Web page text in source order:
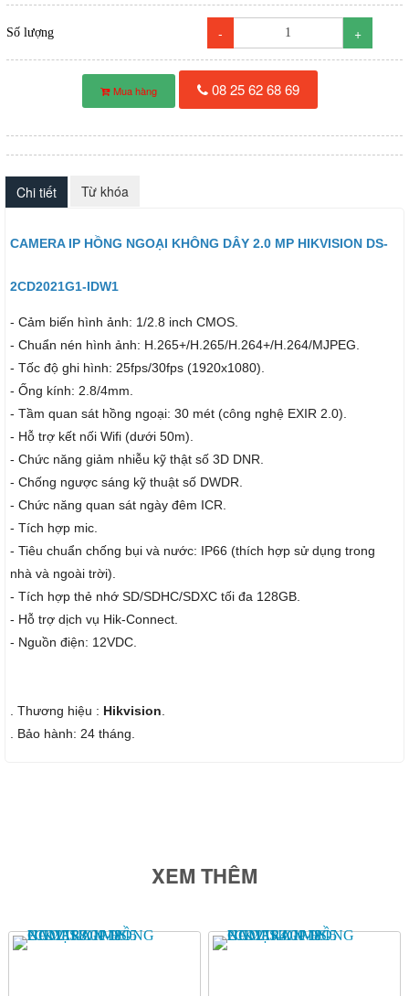
Số lượng - +
Mua hàng 08 25 62 68 69
Chi tiết Từ khóa
CAMERA IP HỒNG NGOẠI KHÔNG DÂY 2.0 MP HIKVISION DS-
2CD2021G1-IDW1
- Cảm biến hình ảnh: 1/2.8 inch CMOS.
- Chuẩn nén hình ảnh: H.265+/H.265/H.264+/H.264/MJPEG.
- Tốc độ ghi hình: 25fps/30fps (1920x1080).
- Ống kính: 2.8/4mm.
- Tầm quan sát hồng ngoại: 30 mét (công nghệ EXIR 2.0).
- Hỗ trợ kết nối Wifi (dưới 50m).
- Chức năng giảm nhiễu kỹ thật số 3D DNR.
- Chống ngược sáng kỹ thuật số DWDR.
- Chức năng quan sát ngày đêm ICR.
- Tích hợp mic.
- Tiêu chuẩn chống bụi và nước: IP66 (thích hợp sử dụng trong
nhà và ngoài trời).
- Tích hợp thẻ nhớ SD/SDHC/SDXC tối đa 128GB.
- Hỗ trợ dịch vụ Hik-Connect.
- Nguồn điện: 12VDC.
. Thương hiệu : Hikvision
. Bảo hành: 24 tháng.
XEM THÊM